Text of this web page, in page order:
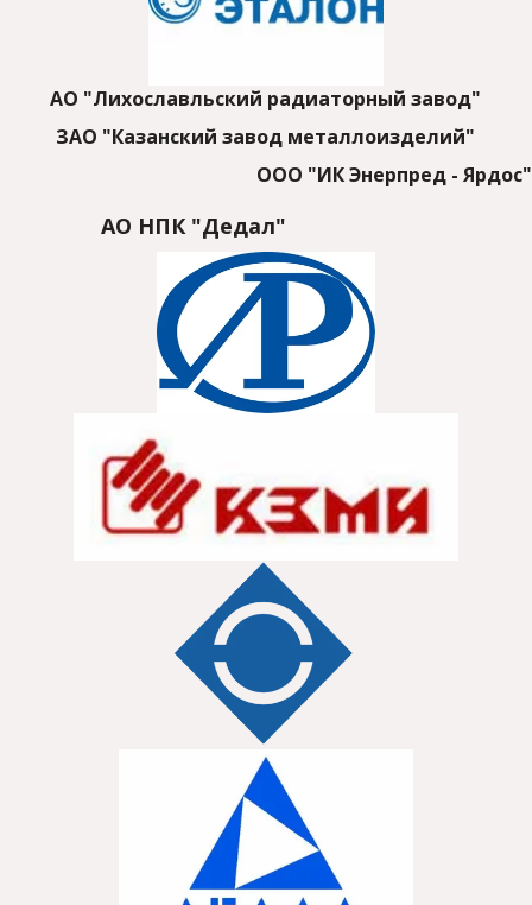
АО "Лихославльский радиаторный завод"
ЗАО "Казанский завод металлоизделий"
ООО "ИК Энерпред - Ярдос"
                 АО НПК "Дедал"